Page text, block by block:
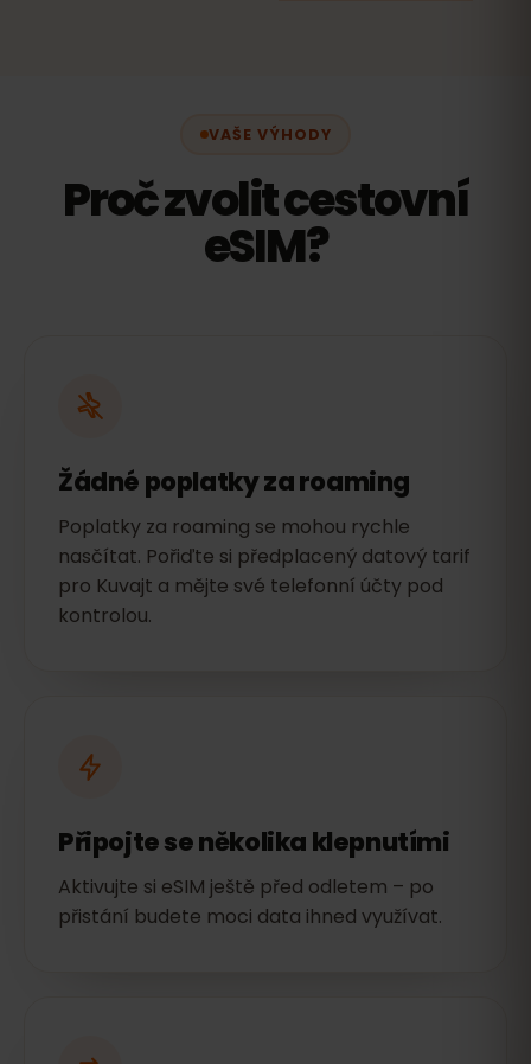
VAŠE VÝHODY
Proč zvolit cestovní
eSIM?
Žádné poplatky za roaming
Poplatky za roaming se mohou rychle
nasčítat. Pořiďte si předplacený datový tarif
pro Kuvajt a mějte své telefonní účty pod
kontrolou.
Připojte se několika klepnutími
Aktivujte si eSIM ještě před odletem – po
přistání budete moci data ihned využívat.